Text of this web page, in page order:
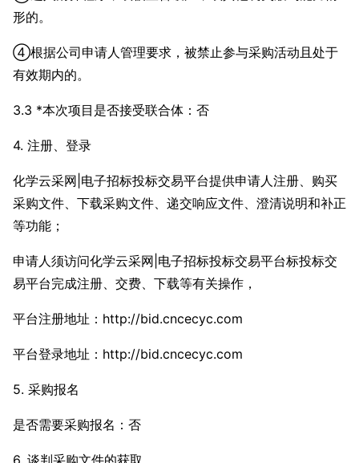
形的。
④根据公司申请人管理要求，被禁止参与采购活动且处于
有效期内的。
3.3 *本次项目是否接受联合体：否
4. 注册、登录
化学云采网|电子招标投标交易平台提供申请人注册、购买
采购文件、下载采购文件、递交响应文件、澄清说明和补正
等功能；
申请人须访问化学云采网|电子招标投标交易平台标投标交
易平台完成注册、交费、下载等有关操作，
平台注册地址：http://bid.cncecyc.com
平台登录地址：http://bid.cncecyc.com
5. 采购报名
是否需要采购报名：否
6. 谈判采购文件的获取